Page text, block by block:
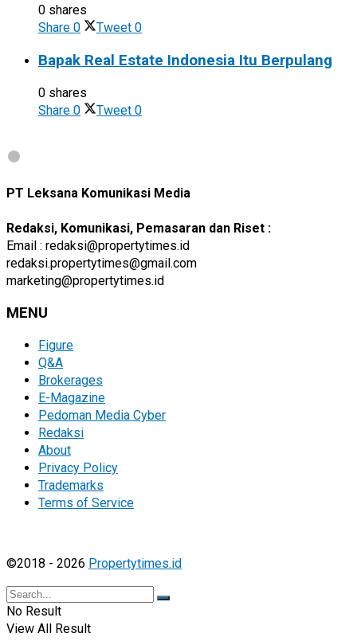
0 shares
Share 0 Tweet 0
Bapak Real Estate Indonesia Itu Berpulang
0 shares
Share 0 Tweet 0
PT Leksana Komunikasi Media
Redaksi, Komunikasi, Pemasaran dan Riset :
Email : redaksi@propertytimes.id
redaksi.propertytimes@gmail.com
marketing@propertytimes.id
MENU
Figure
Q&A
Brokerages
E-Magazine
Pedoman Media Cyber
Redaksi
About
Privacy Policy
Trademarks
Terms of Service
©2018 - 2026 Propertytimes.id
No Result
View All Result